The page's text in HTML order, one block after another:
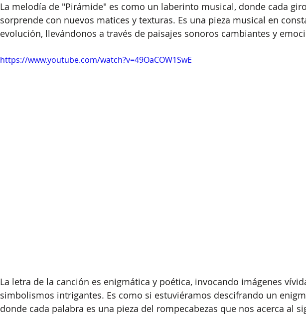
La melodía de "Pirámide" es como un laberinto musical, donde cada
sorprende con nuevos matices y texturas. Es una pieza musical en
evolución, llevándonos a través de paisajes sonoros cambiantes y
https://www.youtube.com/watch?v=49OaCOW1SwE
La letra de la canción es enigmática y poética, invocando imágenes
simbolismos intrigantes. Es como si estuviéramos descifrando un
donde cada palabra es una pieza del rompecabezas que nos acerca al